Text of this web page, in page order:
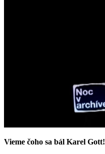
Vieme čoho sa bál Karel Gott!